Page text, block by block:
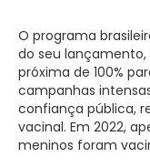
O programa
do seu
próxima de 100%
campanhas
confiança pública,
vacinal. Em 2022,
meninos foram